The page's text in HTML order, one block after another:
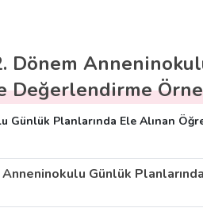
Dönem
Değerlendirme
Planlarında Ele Alınan
Günlük